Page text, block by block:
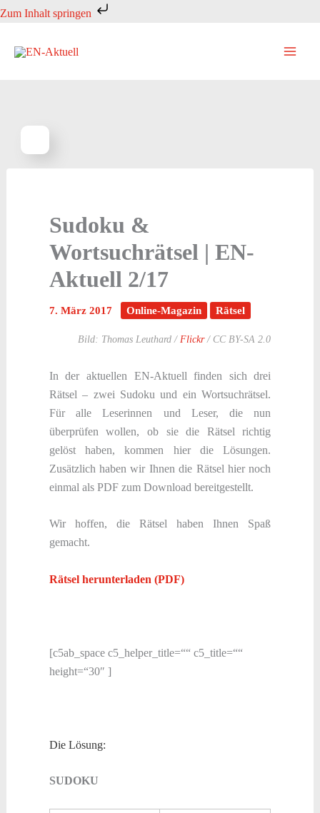
Zum Inhalt springen
Zum
springen
Sudoku &
Wortsuchrätsel | EN-
Aktuell 2/17
7. März 2017 Online-Magazin Rätsel
Bild: Thomas Leuthard /Flickr/ CC BY-SA 2.0
In der aktuellen EN-Aktuell finden sich drei
Rätsel – zwei Sudoku und ein Wortsuchrätsel.
Für alle Leserinnen und Leser, die nun
überprüfen wollen, ob sie die Rätsel richtig
gelöst haben, kommen hier die Lösungen.
Zusätzlich haben wir Ihnen die Rätsel hier noch
einmal als PDF zum Download bereitgestellt.
Wir hoffen, die Rätsel haben Ihnen Spaß
gemacht.
Rätsel herunterladen (PDF)
[c5ab_space c5_helper_title=““ c5_title=““
height=“30″ ]
Die Lösung:
SUDOKU